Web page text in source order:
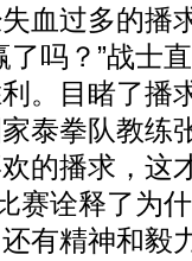
血过多的播
吗？”战士
。目睹了播
泰拳队教练
的播求，这
赛诠释了为
有精神和毅